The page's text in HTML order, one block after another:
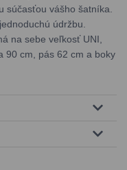
súčasťou vášho šatníka.
údržbu.
na sebe veľkosť UNI,
90 cm, pás 62 cm a boky